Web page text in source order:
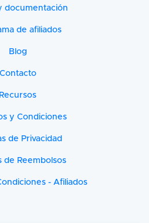
documentación
de afiliados
Blog
Contacto
Recursos
y Condiciones
de Privacidad
de Reembolsos
- Afiliados